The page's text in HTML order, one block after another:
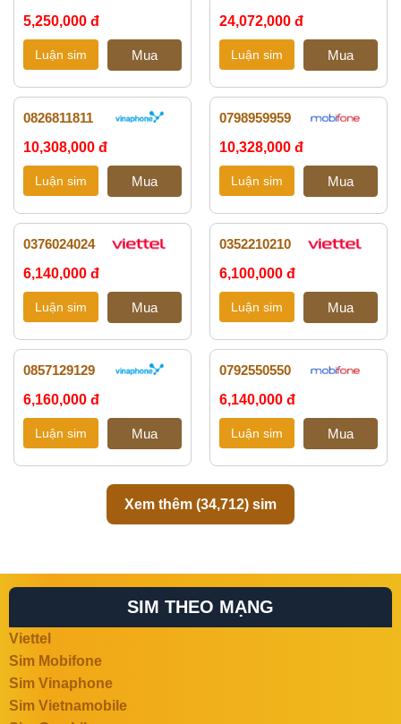
5,250,000 đ
24,072,000 đ
0826811811
10,308,000 đ
0798959959
10,328,000 đ
0376024024
6,140,000 đ
0352210210
6,100,000 đ
0857129129
6,160,000 đ
0792550550
6,140,000 đ
Xem thêm (34,712) sim
SIM THEO MẠNG
Viettel
Sim Mobifone
Sim Vinaphone
Sim Vietnamobile